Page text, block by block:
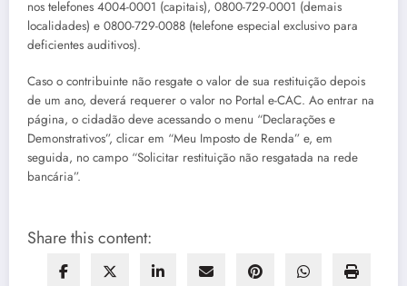
nos telefones 4004-0001 (capitais), 0800-729-0001 (demais
localidades) e 0800-729-0088 (telefone especial exclusivo para
deficientes auditivos).
Caso o contribuinte não resgate o valor de sua restituição depois
de um ano, deverá requerer o valor no Portal e-CAC. Ao entrar na
página, o cidadão deve acessando o menu “Declarações e
Demonstrativos”, clicar em “Meu Imposto de Renda” e, em
seguida, no campo “Solicitar restituição não resgatada na rede
bancária”.
Share this content: